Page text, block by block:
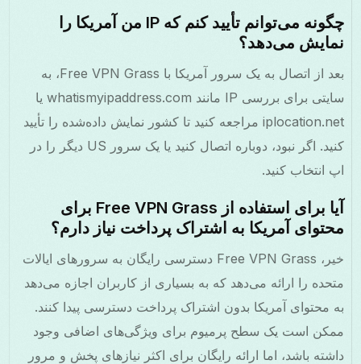
چگونه می‌توانم تأیید کنم که IP من آمریکا را
نمایش می‌دهد؟
بعد از اتصال به یک سرور آمریکا با Free VPN Grass، به
سایتی برای بررسی IP مانند whatismyipaddress.com یا
iplocation.net مراجعه کنید تا کشور نمایش داده‌شده را تأیید
کنید. اگر نبود، دوباره اتصال کنید یا یک سرور US دیگر را در
اپ انتخاب کنید.
آیا برای استفاده از Free VPN Grass برای
محتوای آمریکا به اشتراک پرداخت نیاز دارم؟
خیر، Free VPN Grass دسترسی رایگان به سرورهای ایالات
متحده را ارائه می‌دهد که به بسیاری از کاربران اجازه می‌دهد
به محتوای آمریکا بدون اشتراک پرداخت دسترسی پیدا کنند.
ممکن است یک سطح پرمیوم برای ویژگی‌های اضافی وجود
داشته باشد، اما ارائه رایگان برای اکثر نیازهای پخش و مرور